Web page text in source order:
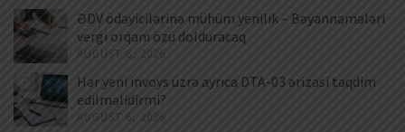
ƏDV ödəyicilərinə mühüm yenilik – Bəyannamələri
vergi orqanı özü dolduracaq
AUGUST 6, 2026
Hər yeni invoys üzrə ayrıca DTA-03 ərizəsi təqdim
edilməlidirmi?
AUGUST 6, 2026